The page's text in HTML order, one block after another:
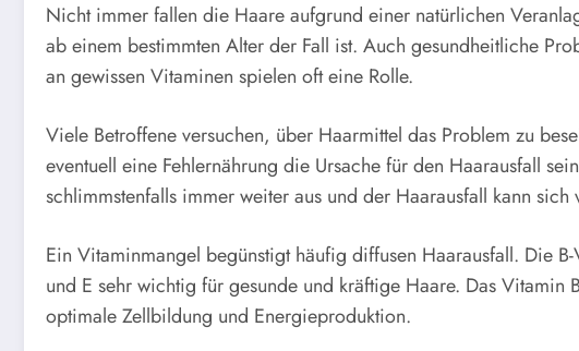
Nicht immer fallen die Haare aufgrund einer natürlichen
ab einem bestimmten Alter der Fall ist. Auch gesundheitliche
an gewissen Vitaminen spielen oft eine Rolle.
Viele Betroffene versuchen, über Haarmittel das Problem zu
eventuell eine Fehlernährung die Ursache für den Haarausfall
schlimmstenfalls immer weiter aus und der Haarausfall kann sich
Ein Vitaminmangel begünstigt häufig diffusen Haarausfall. Die
und E sehr wichtig für gesunde und kräftige Haare. Das Vitamin
optimale Zellbildung und Energieproduktion.